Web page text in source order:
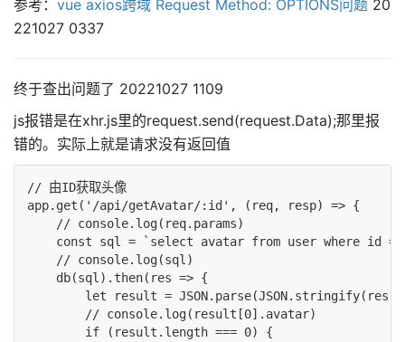
参考： vue axios跨域 Request Method: OPTIONS问题 20
221027 0337
终于查出问题了 20221027 1109
js报错是在xhr.js里的request.send(request.Data);那里报
错的。实际上就是请求没有返回值
// 由ID获取头像
app.get('/api/getAvatar/:id', (req, resp) => {
    // console.log(req.params)
const sql = `select avatar from user where id =
    // console.log(sql)
    db(sql).then(res => {
        let result = JSON.parse(JSON.stringify(res))
        // console.log(result[0].avatar)
        if (result.length === 0) {